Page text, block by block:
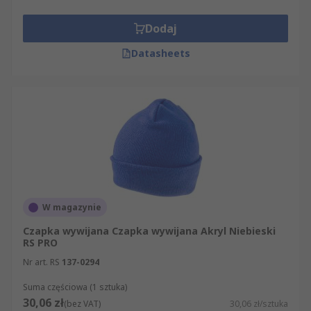
Dodaj
Datasheets
W magazynie
Czapka wywijana Czapka wywijana Akryl Niebieski
RS PRO
Nr art. RS 137-0294
Suma częściowa (1 sztuka)
30,06 zł(bez VAT) 30,06 zł/sztuka